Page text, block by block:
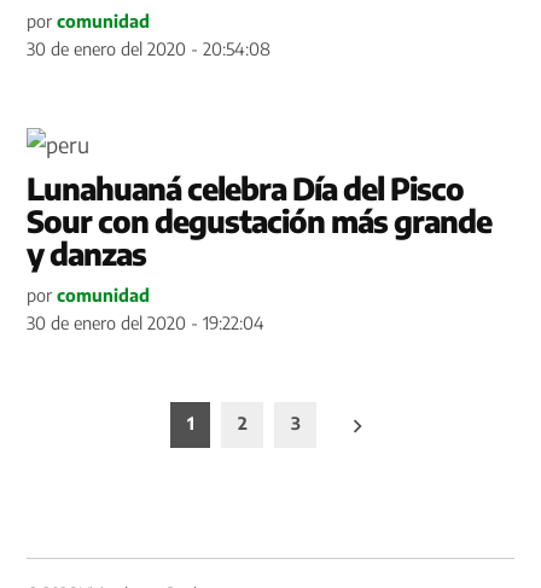
por comunidad
30 de enero del 2020 - 20:54:08
Lunahuaná celebra Día del Pisco
Sour con degustación más grande
y danzas
por comunidad
30 de enero del 2020 - 19:22:04
1 2 3